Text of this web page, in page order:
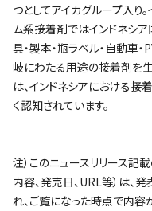
つとしてアイカグループ入り
ム系接着剤ではインドネシア
具・製本・瓶ラベル・自動車
岐にわたる用途の接着剤を生
は、インドネシアにおける接
く認知されています。
注）このニュースリリース記
内容、発売日、URL等）は、
れ、ご覧になった時点で内